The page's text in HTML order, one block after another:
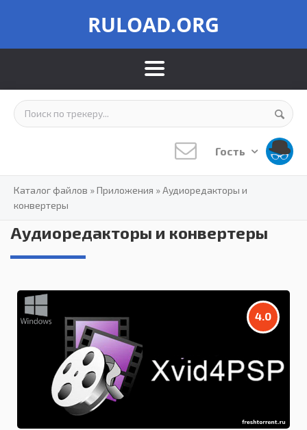
RULOAD.ORG
Гость
Каталог файлов »Приложения »Аудиоредакторы и
конвертеры
Аудиоредакторы и конвертеры
4.0